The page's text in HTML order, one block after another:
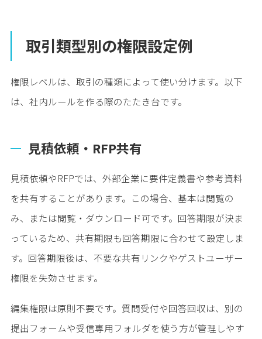
取引類型別の権限設定例
権限レベルは、取引の種類によって使い分けます。以下
は、社内ルールを作る際のたたき台です。
見積依頼・RFP共有
見積依頼やRFPでは、外部企業に要件定義書や参考資料
を共有することがあります。この場合、基本は閲覧の
み、または閲覧・ダウンロード可です。回答期限が決ま
っているため、共有期限も回答期限に合わせて設定しま
す。回答期限後は、不要な共有リンクやゲストユーザー
権限を失効させます。
編集権限は原則不要です。質問受付や回答回収は、別の
提出フォームや受信専用フォルダを使う方が管理しやす